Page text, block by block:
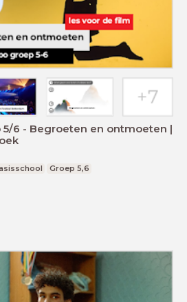
5/6 - Begroeten en ontmoeten |
Groep 5,6